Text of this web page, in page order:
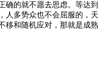
确的就不愿去思虑。等
多势众也不会屈服的
和随机应对，那就是成